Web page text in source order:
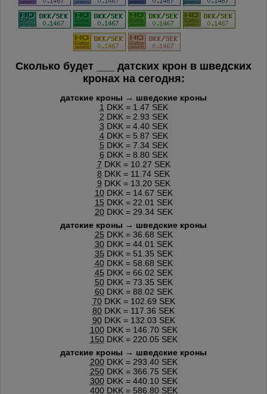
Сколько будет
датских крон в шведских
кронах на сегодня:
датские кроны → шведские кроны
1 DKK = 1.47 SEK
2 DKK = 2.93 SEK
3 DKK = 4.40 SEK
4DKK = 5.87 SEK
5 DKK = 7.34 SEK
6 DKK = 8.80 SEK
7 DKK = 10.27 SEK
8 DKK = 11.74 SEK
9 DKK = 13.20 SEK
10DKK = 14.67 SEK
15 DKK = 22.01 SEK
20DKK = 29.34 SEK
датские кроны → шведские кроны
25 DKK = 36.68 SEK
30DKK = 44.01 SEK
35 DKK = 51.35 SEK
40DKK = 58.68 SEK
45 DKK = 66.02 SEK
50DKK = 73.35 SEK
60DKK = 88.02 SEK
70DKK = 102.69 SEK
80 DKK = 117.36 SEK
90DKK = 132.03 SEK
100DKK = 146.70 SEK
150DKK = 220.05 SEK
датские кроны → шведские кроны
200DKK = 293.40 SEK
250DKK = 366.75 SEK
300DKK = 440.10 SEK
400DKK = 586.80 SEK